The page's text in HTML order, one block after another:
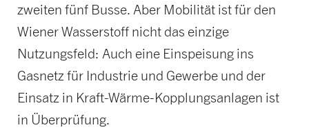
zweiten fünf Busse. Aber Mobilität ist für den
Wiener Wasserstoff nicht das einzige
Nutzungsfeld: Auch eine Einspeisung ins
Gasnetz für Industrie und Gewerbe und der
Einsatz in Kraft-Wärme-Kopplungsanlagen ist
in Überprüfung.